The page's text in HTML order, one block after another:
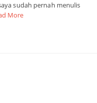
sudah pernah menulis
More